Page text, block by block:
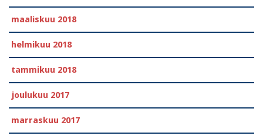
maaliskuu 2018
helmikuu 2018
tammikuu 2018
joulukuu 2017
marraskuu 2017